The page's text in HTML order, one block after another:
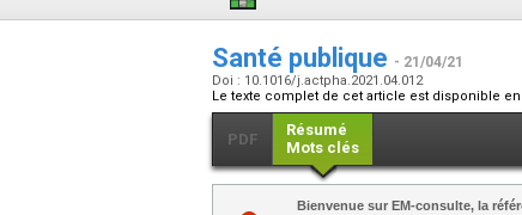
Santé publique - 21/04/21
Doi : 10.1016/j.actpha.2021.04.012
Le texte complet de cet article est disponible en
PDF
Résumé
Mots clés
Bienvenue sur EM-consulte, la